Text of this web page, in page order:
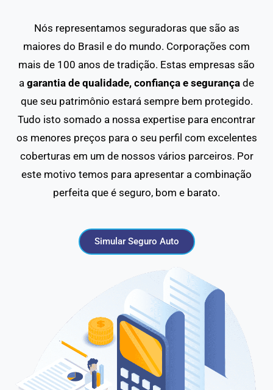
Nós representamos seguradoras que são as
maiores do Brasil e do mundo. Corporações com
mais de 100 anos de tradição. Estas empresas são
a garantia de qualidade, confiança e segurança de
que seu patrimônio estará sempre bem protegido.
Tudo isto somado a nossa expertise para encontrar
os menores preços para o seu perfil com excelentes
coberturas em um de nossos vários parceiros. Por
este motivo temos para apresentar a combinação
perfeita que é seguro, bom e barato.
Simular Seguro Auto